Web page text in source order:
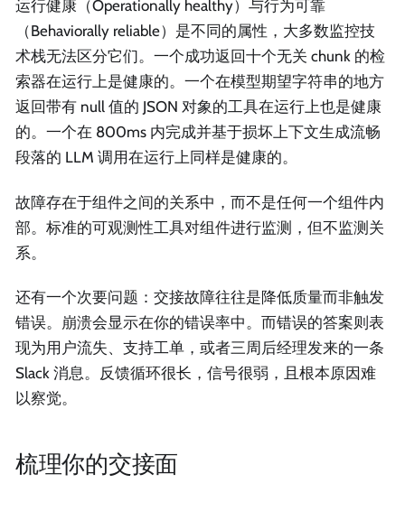
运行健康（Operationally healthy）与行为可靠
（Behaviorally reliable）是不同的属性，大多数监控技
术栈无法区分它们。一个成功返回十个无关 chunk 的检
索器在运行上是健康的。一个在模型期望字符串的地方
返回带有 null 值的 JSON 对象的工具在运行上也是健康
的。一个在 800ms 内完成并基于损坏上下文生成流畅
段落的 LLM 调用在运行上同样是健康的。
故障存在于组件之间的关系中，而不是任何一个组件内
部。标准的可观测性工具对组件进行监测，但不监测关
系。
还有一个次要问题：交接故障往往是降低质量而非触发
错误。崩溃会显示在你的错误率中。而错误的答案则表
现为用户流失、支持工单，或者三周后经理发来的一条
Slack 消息。反馈循环很长，信号很弱，且根本原因难
以察觉。
梳理你的交接面